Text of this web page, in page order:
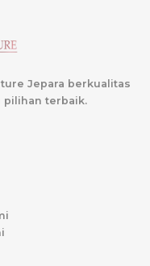
Jepara berkualitas
pilihan terbaik.